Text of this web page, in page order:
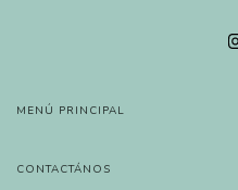
MENÚ PRINCIPAL
CONTACTÁNOS